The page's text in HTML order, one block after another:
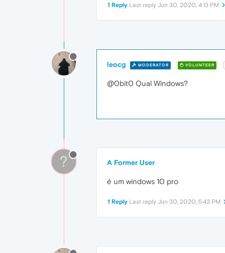
1 Reply Last reply Jun 30, 2020, 4:13 PM
leocg MODERATOR VOLUNTEER
@0bit0 Qual Windows?
? A Former User
é um windows 10 pro
1 Reply Last reply Jun 30, 2020, 5:43 PM